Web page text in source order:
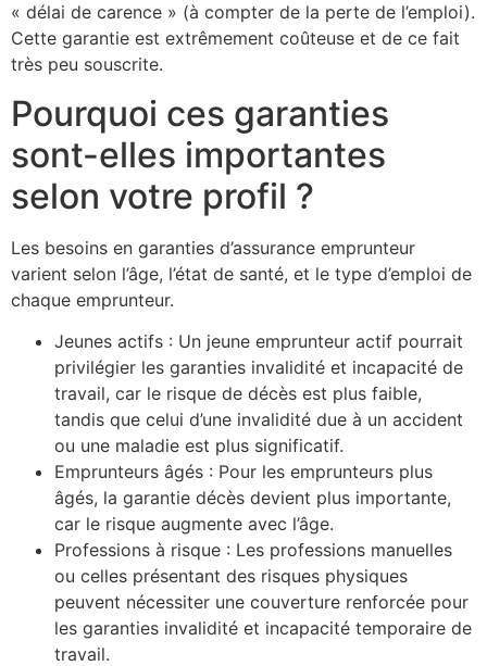
« délai de carence » (à compter de la perte de l’emploi).
Cette garantie est extrêmement coûteuse et de ce fait
très peu souscrite.
Pourquoi ces garanties
sont-elles importantes
selon votre profil ?
Les besoins en garanties d’assurance emprunteur
varient selon l’âge, l’état de santé, et le type d’emploi de
chaque emprunteur.
Jeunes actifs : Un jeune emprunteur actif pourrait
privilégier les garanties invalidité et incapacité de
travail, car le risque de décès est plus faible,
tandis que celui d’une invalidité due à un accident
ou une maladie est plus significatif.
Emprunteurs âgés : Pour les emprunteurs plus
âgés, la garantie décès devient plus importante,
car le risque augmente avec l’âge.
Professions à risque : Les professions manuelles
ou celles présentant des risques physiques
peuvent nécessiter une couverture renforcée pour
les garanties invalidité et incapacité temporaire de
travail.